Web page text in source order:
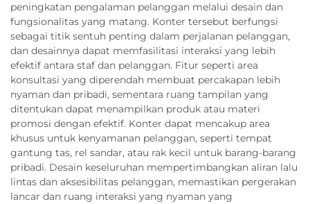
peningkatan pengalaman pelanggan melalui desain dan
fungsionalitas yang matang. Konter tersebut berfungsi
sebagai titik sentuh penting dalam perjalanan pelanggan,
dan desainnya dapat memfasilitasi interaksi yang lebih
efektif antara staf dan pelanggan. Fitur seperti area
konsultasi yang diperendah membuat percakapan lebih
nyaman dan pribadi, sementara ruang tampilan yang
ditentukan dapat menampilkan produk atau materi
promosi dengan efektif. Konter dapat mencakup area
khusus untuk kenyamanan pelanggan, seperti tempat
gantung tas, rel sandar, atau rak kecil untuk barang-barang
pribadi. Desain keseluruhan mempertimbangkan aliran lalu
lintas dan aksesibilitas pelanggan, memastikan pergerakan
lancar dan ruang interaksi yang nyaman yang